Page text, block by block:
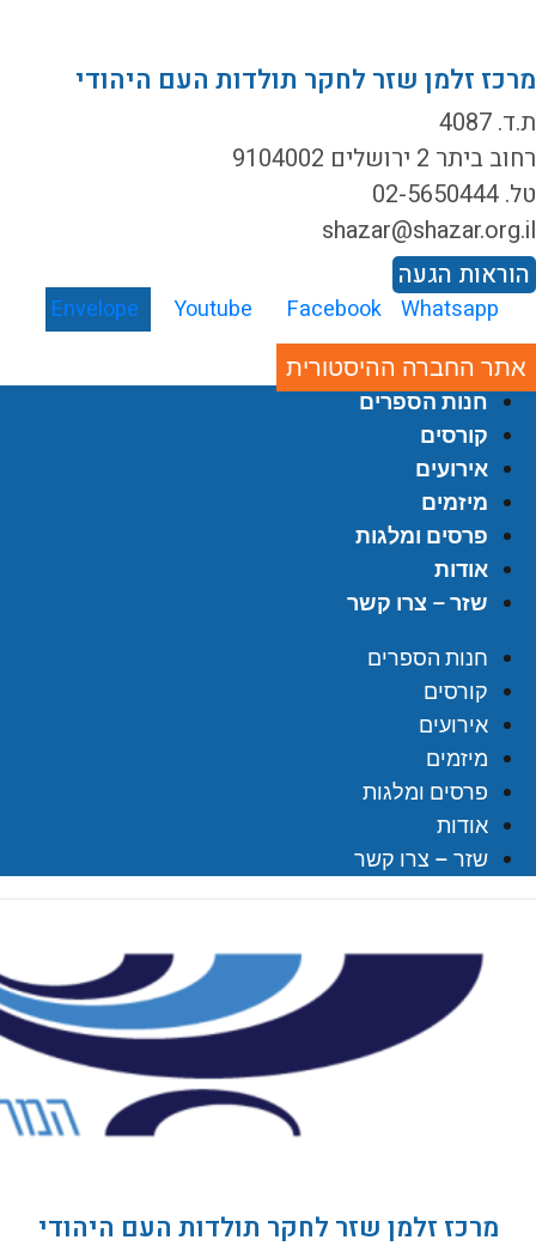
זלמן שזר לחקר תולדות העם היהודי
4087
ביתר 2 ירושלים 9104002
הגעה
Envelope Youtube Facebook Whatsapp
אתר החברה ההיסטורית
חנות הספרים
קורסים
אירועים
מיזמים
פרסים ומלגות
אודות
שזר – צרו קשר
חנות הספרים
קורסים
אירועים
מיזמים
פרסים ומלגות
אודות
שזר – צרו קשר
מרכז זלמן שזר לחקר תולדות העם היהודי